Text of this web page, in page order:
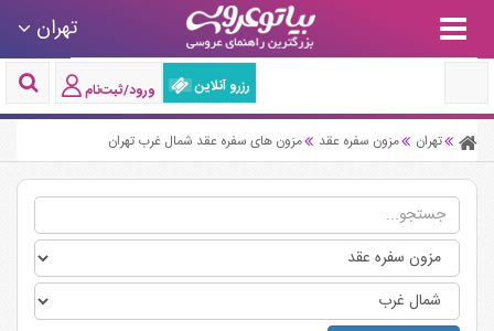
تهران
رزرو آنلاین ورود/ثبت‌نام
تهران مزون سفره عقد مزون های سفره عقد شمال غرب تهران